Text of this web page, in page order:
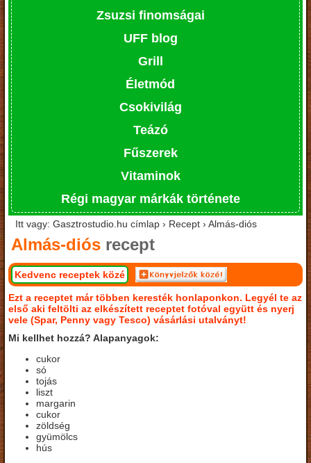
Zsuzsi finomságai
UFF blog
Grill
Életmód
Csokivilág
Teázó
Fűszerek
Vitaminok
Régi magyar márkák története
Itt vagy: Gasztrostudio.hu címlap › Recept › Almás-diós
Almás-diós recept
Kedvenc receptek közé
Ezt a receptet már többen keresték honlaponkon. Legyél te az
első aki feltölti az elkészített receptet fotóval együtt és nyerj
vele (Spar, Penny vagy Tesco) vásárlási utalványt!
Mi kellhet hozzá? Alapanyagok:
cukor
só
tojás
liszt
margarin
cukor
zöldség
gyümölcs
hús